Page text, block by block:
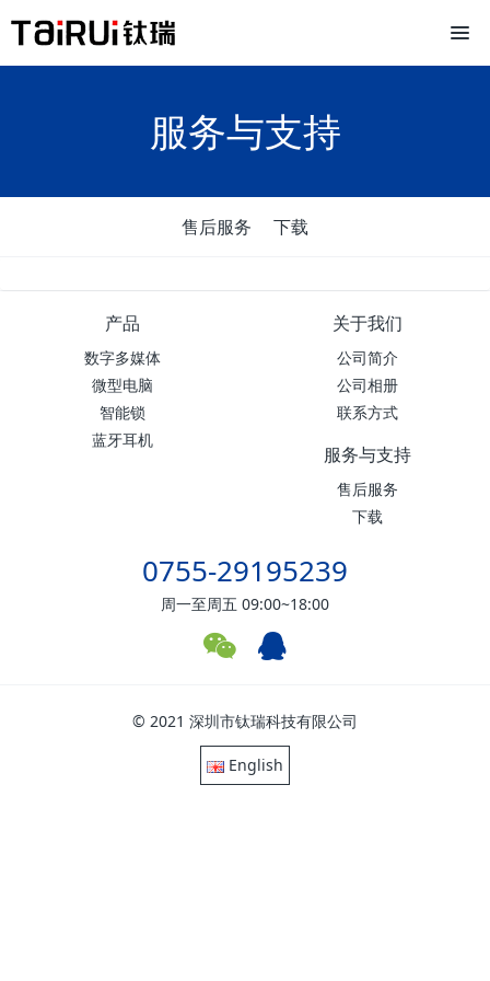
服务与支持
售后服务 下载
产品
数字多媒体
微型电脑
智能锁
蓝牙耳机
关于我们
公司简介
公司相册
联系方式
服务与支持
售后服务
下载
0755-29195239
周一至周五 09:00~18:00
© 2021 深圳市钛瑞科技有限公司
English